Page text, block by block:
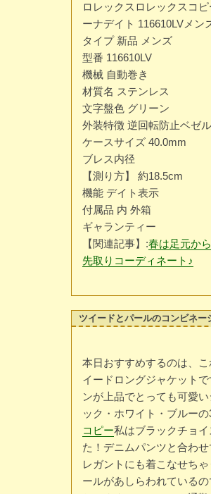
ロレックスロレックスコ
ーナデイト 116610LVメン
タイプ 新品 メンズ
型番 116610LV
機械 自動巻き
材質名 ステンレス
文字盤色 グリーン
外装特徴 逆回転防止ベゼル
ケースサイズ 40.0mm
ブレス内径
【測り方】 約18.5cm
機能 デイト表示
付属品 内 外箱
ギャランティー
【関連記事】:春は足元か
先取りコーディネート♪
ツイードとパールのコンビネ
本日おすすめするのは、
イードロングジャケット
ンが上品でとっても可愛
ック・ホワイト・ブルー
コピー私はブラックチョ
た！デニムパンツと合わ
レガントにも着こなせち
ールがあしらわれている